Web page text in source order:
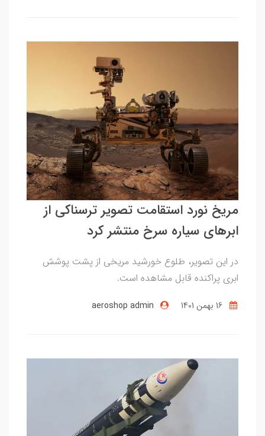
مریخ نورد استقامت تصویر ترسناکی از
ابرهای سیاره سرخ منتشر کرد
در این تصویر، طلوع خورشید مریخی از پشت پوشش
ابری پراکنده قابل مشاهده است.
aeroshop admin